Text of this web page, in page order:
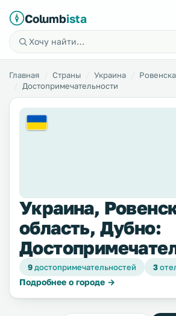
Columbista
Главная Страны Украина
Достопримечательности
Украина,
область, Дубно:
9достопримечательностей 3
Подробнее о городе →